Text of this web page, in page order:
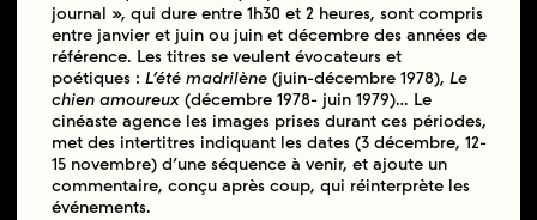
journal », qui dure entre 1h30 et 2 heures, sont compris
entre janvier et juin ou juin et décembre des années de
référence. Les titres se veulent évocateurs et
poétiques : L’été madrilène(juin-décembre 1978), Le
chien amoureux (décembre 1978- juin 1979)… Le
cinéaste agence les images prises durant ces périodes,
met des intertitres indiquant les dates (3 décembre, 12-
15 novembre) d’une séquence à venir, et ajoute un
commentaire, conçu après coup, qui réinterprète les
événements.